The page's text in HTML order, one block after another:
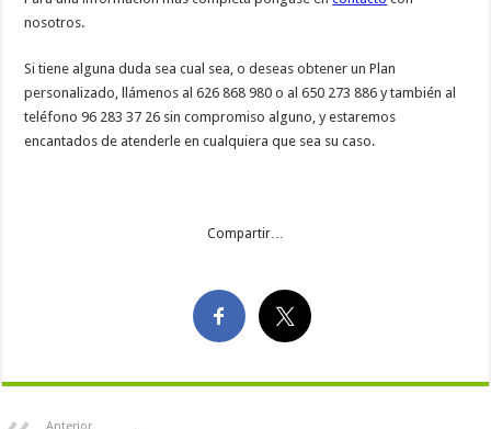
nosotros.
Si tiene alguna duda sea cual sea, o deseas obtener un Plan
personalizado, llámenos al 626 868 980 o al 650 273 886 y también al
teléfono 96 283 37 26 sin compromiso alguno, y estaremos
encantados de atenderle en cualquiera que sea su caso.
Compartir…